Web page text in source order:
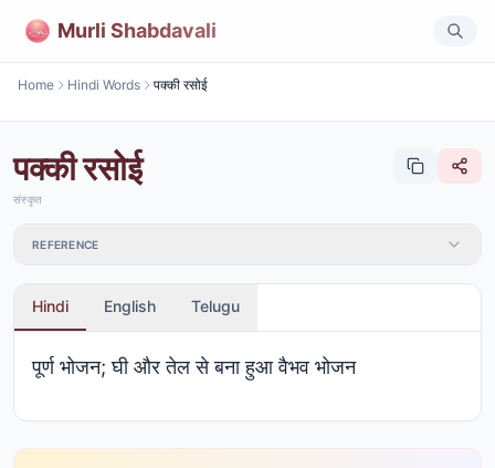
Murli Shabdavali
Home Hindi Words पक्की रसोई
पक्की रसोई
संस्कृत
REFERENCE
Hindi English Telugu
पूर्ण भोजन; घी और तेल से बना हुआ वैभव भोजन